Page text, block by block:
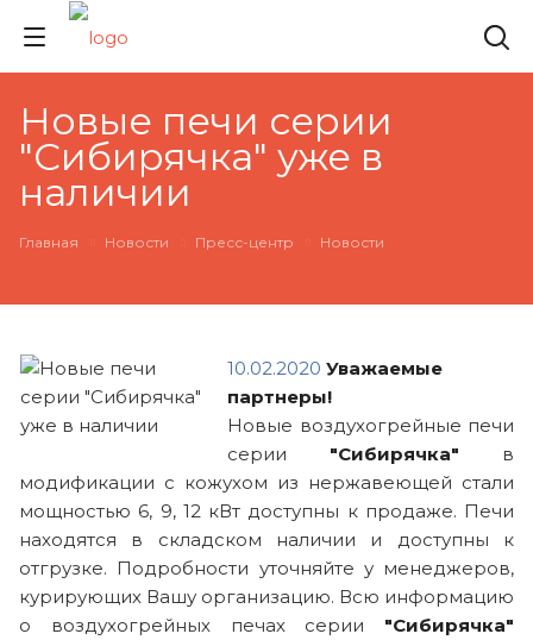
Новые печи серии
"Сибирячка" уже в
наличии
Главная Новости Пресс-центр Новости
10.02.2020 Уважаемые
партнеры!
Новые воздухогрейные печи
серии "Сибирячка" в
модификации с кожухом из нержавеющей стали
мощностью 6, 9, 12 кВт доступны к продаже. Печи
находятся в складском наличии и доступны к
отгрузке. Подробности уточняйте у менеджеров,
курирующих Вашу организацию. Всю информацию
о воздухогрейных печах серии "Сибирячка"